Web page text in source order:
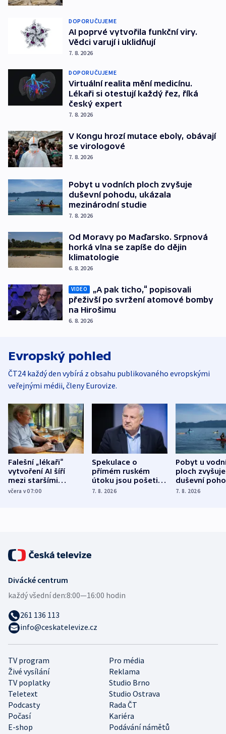
DOPORUČUJEME
AI poprvé vytvořila funkční viry.
Vědci varují i uklidňují
7. 8. 2026
DOPORUČUJEME
Virtuální realita mění medicínu.
Lékaři si otestují každý řez, říká
český expert
7. 8. 2026
V Kongu hrozí mutace eboly, obávají
se virologové
7. 8. 2026
Pobyt u vodních ploch zvyšuje
duševní pohodu, ukázala
mezinárodní studie
7. 8. 2026
Od Moravy po Maďarsko. Srpnová
horká vlna se zapíše do dějin
klimatologie
6. 8. 2026
VIDEO
„A pak ticho,“ popisovali
přeživší po svržení atomové bomby
na Hirošimu
6. 8. 2026
Evropský pohled
ČT24 každý den vybírá z obsahu publikovaného evropskými
veřejnými médii, členy Eurovize.
Falešní „lékaři“
vytvoření AI šíří
mezi staršími
Poláky nebezpečné
včera v 07:00
Spekulace o
přímém ruském
útoku jsou pošetilé,
míní estonský
7. 8. 2026
Pobyt u
ploch zvyšuje
duševní
ukázala
7. 8. 2026
TV program
Pro média
Živé vysílání
Reklama
TV poplatky
Studio Brno
Teletext
Studio Ostrava
Podcasty
Rada ČT
Počasí
Kariéra
E-shop
Podávání námětů
Divácké centrum
každý všední den:8:00—16:00 hodin
261 136 113
info@ceskatelevize.cz